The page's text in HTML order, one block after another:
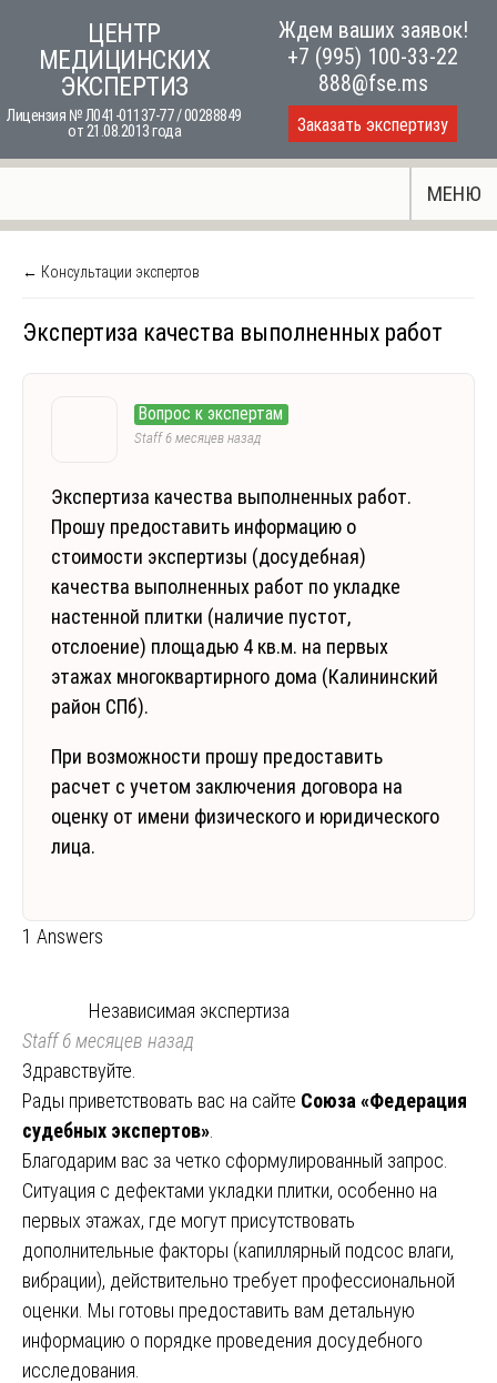
content
ЦЕНТР
МЕДИЦИНСКИХ
ЭКСПЕРТИЗ
Лицензия № Л041-01137-77 / 00288849
от 21.08.2013 года
Ждем ваших заявок!
+7 (995) 100-33-22
888@fse.ms
Заказать экспертизу
МЕНЮ
← Консультации экспертов
Экспертиза качества выполненных работ
Вопрос к экспертам
Staff6 месяцев назад
Экспертиза качества выполненных работ.
Прошу предоставить информацию о
стоимости экспертизы (досудебная)
качества выполненных работ по укладке
настенной плитки (наличие пустот,
отслоение) площадью 4 кв.м. на первых
этажах многоквартирного дома (Калининский
район СПб).
При возможности прошу предоставить
расчет с учетом заключения договора на
оценку от имени физического и юридического
лица.
1 Answers
Независимая экспертиза
Staff6 месяцев назад
Здравствуйте.
Рады приветствовать вас на сайте Союза «Федерация
судебных экспертов»
Благодарим вас за четко сформулированный запрос.
Ситуация с дефектами укладки плитки, особенно на
первых этажах, где могут присутствовать
дополнительные факторы (капиллярный подсос влаги,
вибрации), действительно требует профессиональной
оценки. Мы готовы предоставить вам детальную
информацию о порядке проведения досудебного
исследования.